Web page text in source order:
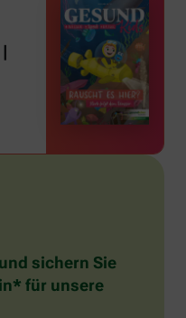
sichern Sie
für unsere